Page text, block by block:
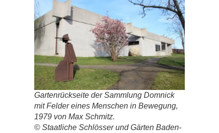
Gartenrückseite der Sammlung Domnick
mitFelder eines Menschen in Bewegung,
1979 von Max Schmitz.
© Staatliche Schlösser und Gärten Baden-